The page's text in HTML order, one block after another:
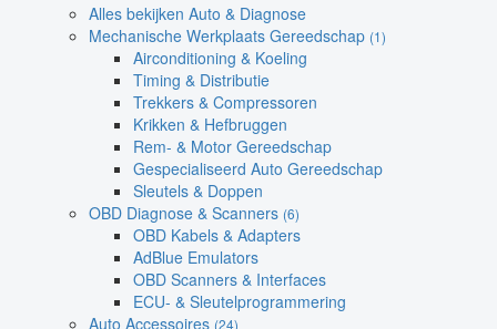
Alles bekijken Auto & Diagnose
Mechanische Werkplaats Gereedschap (1)
Airconditioning & Koeling
Timing & Distributie
Trekkers & Compressoren
Krikken & Hefbruggen
Rem- & Motor Gereedschap
Gespecialiseerd Auto Gereedschap
Sleutels & Doppen
OBD Diagnose & Scanners (6)
OBD Kabels & Adapters
AdBlue Emulators
OBD Scanners & Interfaces
ECU- & Sleutelprogrammering
Auto Accessoires (24)